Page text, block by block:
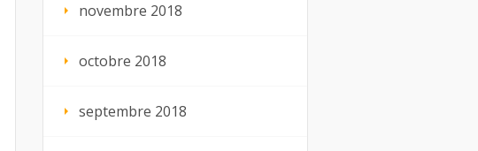
novembre 2018
octobre 2018
septembre 2018